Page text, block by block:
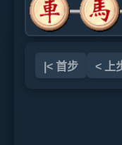
|< 首步 < 上